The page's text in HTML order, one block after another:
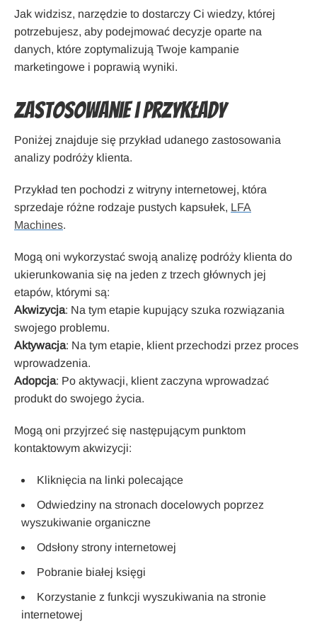
Jak widzisz, narzędzie to dostarczy Ci wiedzy, której
potrzebujesz, aby podejmować decyzje oparte na
danych, które zoptymalizują Twoje kampanie
marketingowe i poprawią wyniki.
Zastosowanie i przykłady
Poniżej znajduje się przykład udanego zastosowania
analizy podróży klienta.
Przykład ten pochodzi z witryny internetowej, która
sprzedaje różne rodzaje pustych kapsułek, LFA
Machines.
Mogą oni wykorzystać swoją analizę podróży klienta do
ukierunkowania się na jeden z trzech głównych jej
etapów, którymi są:
Akwizycja: Na tym etapie kupujący szuka rozwiązania
swojego problemu.
Aktywacja: Na tym etapie, klient przechodzi przez proces
wprowadzenia.
Adopcja: Po aktywacji, klient zaczyna wprowadzać
produkt do swojego życia.
Mogą oni przyjrzeć się następującym punktom
kontaktowym akwizycji:
Kliknięcia na linki polecające
Odwiedziny na stronach docelowych poprzez
wyszukiwanie organiczne
Odsłony strony internetowej
Pobranie białej księgi
Korzystanie z funkcji wyszukiwania na stronie
internetowej